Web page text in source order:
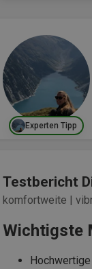
Experten Tipp
Testbericht
komfortweite |
Wichtigste